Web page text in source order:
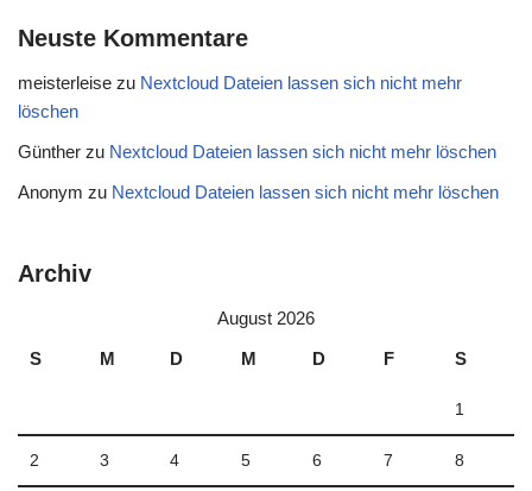
Neuste Kommentare
meisterleise zu Nextcloud Dateien lassen sich nicht mehr
löschen
Günther zu Nextcloud Dateien lassen sich nicht mehr löschen
Anonym zu Nextcloud Dateien lassen sich nicht mehr löschen
Archiv
August 2026
S
M D M D F S
1
2 3 4 5 6 7 8